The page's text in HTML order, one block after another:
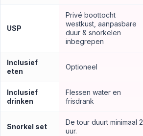
USP
Privé boottocht
westkust, aanpasbare
duur & snorkelen
inbegrepen
Inclusief
eten
Optioneel
Inclusief
drinken
Flessen water en
frisdrank
Snorkel set
De tour duurt minimaal 2
uur.